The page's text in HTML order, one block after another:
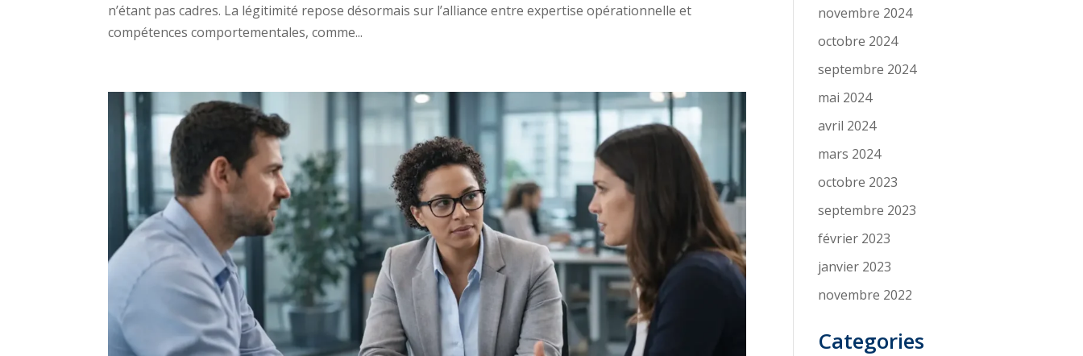
n’étant pas cadres. La légitimité repose désormais sur l’alliance entre expertise opérationnelle et
compétences comportementales, comme...
novembre 2024
octobre 2024
septembre 2024
mai 2024
avril 2024
mars 2024
octobre 2023
septembre 2023
février 2023
janvier 2023
novembre 2022
Categories